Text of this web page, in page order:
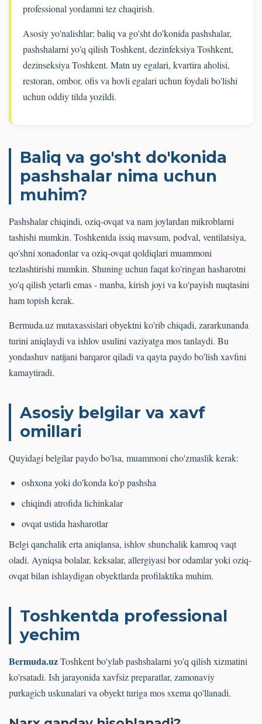
professional yordamni tez chaqirish.
Asosiy yo'nalishlar: baliq va go'sht do'konida pashshalar,
pashshalarni yo'q qilish Toshkent, dezinfeksiya Toshkent,
dezinseksiya Toshkent. Matn uy egalari, kvartira aholisi,
restoran, ombor, ofis va hovli egalari uchun foydali bo'lishi
uchun oddiy tilda yozildi.
Baliq va go'sht do'konida
pashshalar nima uchun
muhim?
Pashshalar chiqindi, oziq-ovqat va nam joylardan mikroblarni
tashishi mumkin. Toshkentda issiq mavsum, podval, ventilatsiya,
qo'shni xonadonlar va oziq-ovqat qoldiqlari muammoni
tezlashtirishi mumkin. Shuning uchun faqat ko'ringan hasharotni
yo'q qilish yetarli emas - manba, kirish joyi va ko'payish nuqtasini
ham topish kerak.
Bermuda.uz mutaxassislari obyektni ko'rib chiqadi, zararkunanda
turini aniqlaydi va ishlov usulini vaziyatga mos tanlaydi. Bu
yondashuv natijani barqaror qiladi va qayta paydo bo'lish xavfini
kamaytiradi.
Asosiy belgilar va xavf
omillari
Quyidagi belgilar paydo bo'lsa, muammoni cho'zmaslik kerak:
oshxona yoki do'konda ko'p pashsha
chiqindi atrofida lichinkalar
ovqat ustida hasharotlar
Belgi qanchalik erta aniqlansa, ishlov shunchalik kamroq vaqt
oladi. Ayniqsa bolalar, keksalar, allergiyasi bor odamlar yoki oziq-
ovqat bilan ishlaydigan obyektlarda profilaktika muhim.
Toshkentda professional
yechim
Bermuda.uzToshkent bo'ylab pashshalarni yo'q qilish xizmatini
ko'rsatadi. Ish jarayonida xavfsiz preparatlar, zamonaviy
purkagich uskunalari va obyekt turiga mos sxema qo'llanadi.